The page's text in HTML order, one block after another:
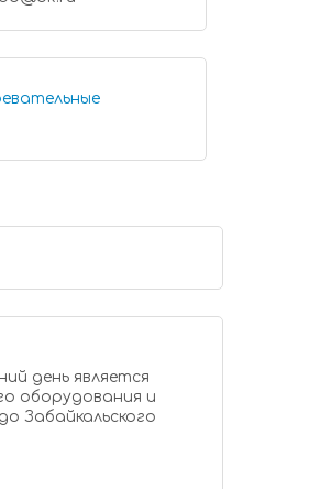
оборудования и
Забайкальского